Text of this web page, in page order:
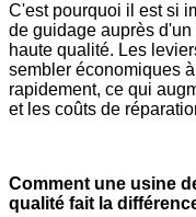
C'est pourquoi il est si
de guidage auprès
haute qualité. Les
sembler économiques
rapidement, ce qui
et les coûts de
Comment une usine
qualité fait la